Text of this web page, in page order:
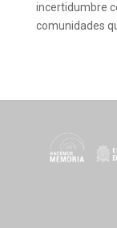
incertidumbre
comunidades